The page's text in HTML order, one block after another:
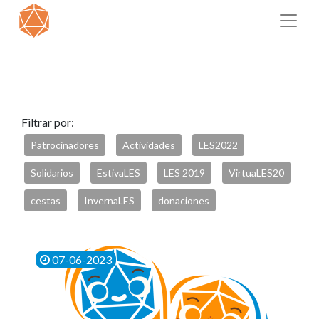
Filtrar por:
Patrocinadores Actividades LES2022
Solidarios EstivaLES LES 2019 VirtuaLES20
cestas InvernaLES donaciones
07-06-2023